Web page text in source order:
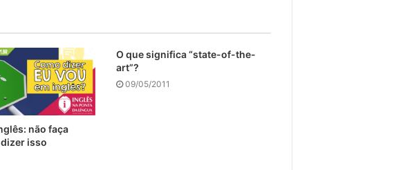
não faça
isso
O que significa “state-of-the-
art”?
09/05/2011